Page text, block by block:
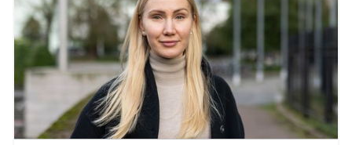
keskiviikkona 13.5. Pikkuparlamentin Kansalaisinfossa.